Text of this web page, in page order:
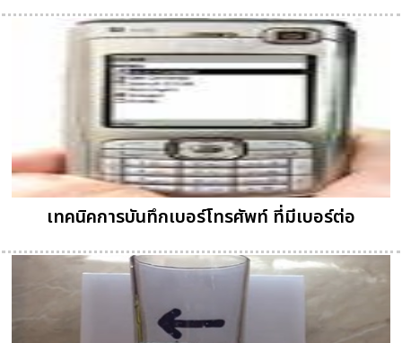
เทคนิคการบันทึกเบอร์โทรศัพท์ ที่มีเบอร์ต่อ